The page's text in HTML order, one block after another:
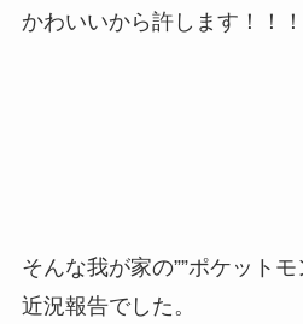
かわいいから許します！！
そんな我が家の””ポケット
近況報告でした。